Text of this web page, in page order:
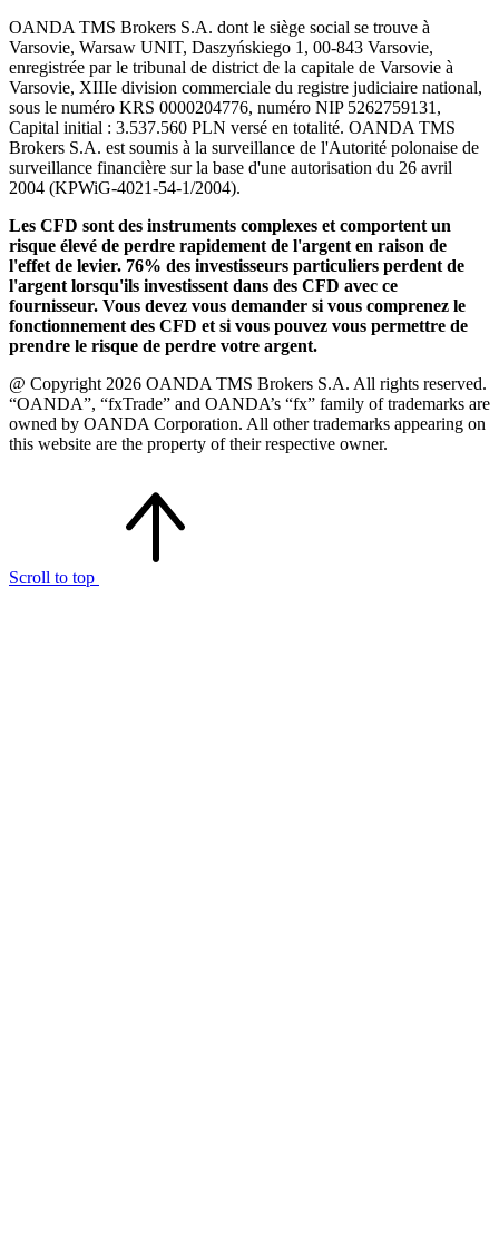
OANDA TMS Brokers S.A. dont le siège social se trouve à
Varsovie, Warsaw UNIT, Daszyńskiego 1, 00-843 Varsovie,
enregistrée par le tribunal de district de la capitale de Varsovie à
Varsovie, XIIIe division commerciale du registre judiciaire national,
sous le numéro KRS 0000204776, numéro NIP 5262759131,
Capital initial : 3.537.560 PLN versé en totalité. OANDA TMS
Brokers S.A. est soumis à la surveillance de l'Autorité polonaise de
surveillance financière sur la base d'une autorisation du 26 avril
2004 (KPWiG-4021-54-1/2004).
Les CFD sont des instruments complexes et comportent un
risque élevé de perdre rapidement de l'argent en raison de
l'effet de levier. 76% des investisseurs particuliers perdent de
l'argent lorsqu'ils investissent dans des CFD avec ce
fournisseur. Vous devez vous demander si vous comprenez le
fonctionnement des CFD et si vous pouvez vous permettre de
prendre le risque de perdre votre argent.
@ Copyright 2026 OANDA TMS Brokers S.A. All rights reserved.
“OANDA”, “fxTrade” and OANDA’s “fx” family of trademarks are
owned by OANDA Corporation. All other trademarks appearing on
this website are the property of their respective owner.
Scroll to top